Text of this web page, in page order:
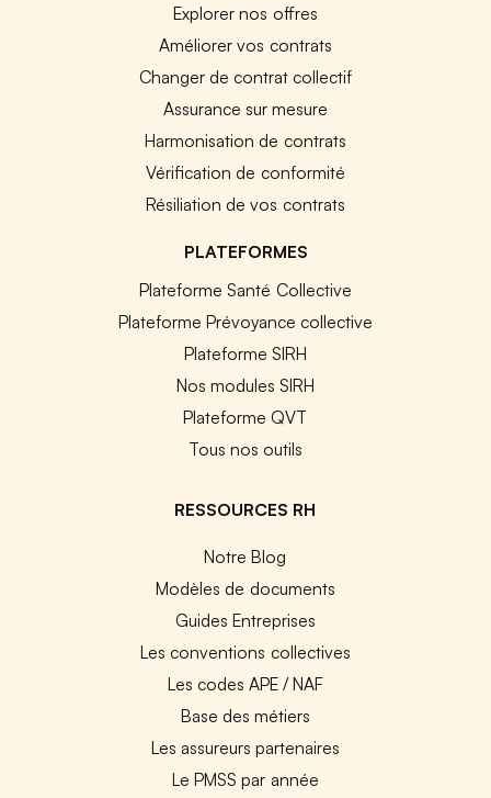
Explorer nos offres
Améliorer vos contrats
Changer de contrat collectif
Assurance sur mesure
Harmonisation de contrats
Vérification de conformité
Résiliation de vos contrats
PLATEFORMES
Plateforme Santé Collective
Plateforme Prévoyance collective
Plateforme SIRH
Nos modules SIRH
Plateforme QVT
Tous nos outils
RESSOURCES RH
Notre Blog
Modèles de documents
Guides Entreprises
Les conventions collectives
Les codes APE / NAF
Base des métiers
Les assureurs partenaires
Le PMSS par année